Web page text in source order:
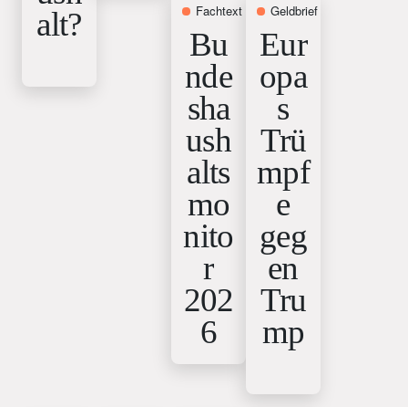
alt?
Fachtext 31. März 2026
Bu
nde
sha
ush
alts
mo
nito
r
202
6
Geldbrief
Eur
opa
s
Trü
mpf
e
geg
en
Tru
mp